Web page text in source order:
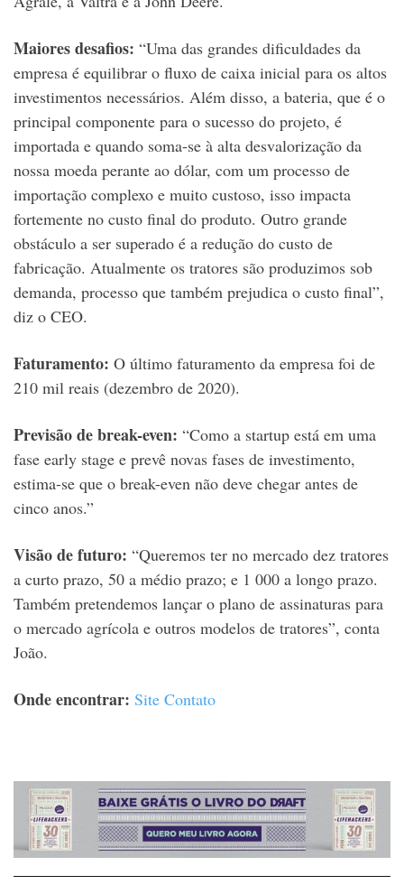
Maiores desafios: “Uma das grandes dificuldades da
empresa é equilibrar o fluxo de caixa inicial para os altos
investimentos necessários. Além disso, a bateria, que é o
principal componente para o sucesso do projeto, é
importada e quando soma-se à alta desvalorização da
nossa moeda perante ao dólar, com um processo de
importação complexo e muito custoso, isso impacta
fortemente no custo final do produto. Outro grande
obstáculo a ser superado é a redução do custo de
fabricação. Atualmente os tratores são produzimos sob
demanda, processo que também prejudica o custo final”,
diz o CEO.
Faturamento: O último faturamento da empresa foi de
210 mil reais (dezembro de 2020).
Previsão de break-even: “Como a startup está em uma
fase early stage e prevê novas fases de investimento,
estima-se que o break-even não deve chegar antes de
cinco anos.”
Visão de futuro: “Queremos ter no mercado dez tratores
a curto prazo, 50 a médio prazo; e 1 000 a longo prazo.
Também pretendemos lançar o plano de assinaturas para
o mercado agrícola e outros modelos de tratores”, conta
João.
Onde encontrar: Site Contato